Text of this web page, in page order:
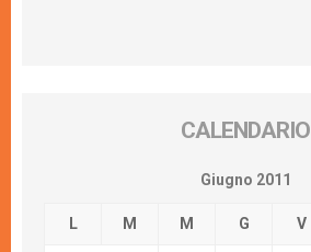
CALENDARIO
Giugno 2011
L M M G V